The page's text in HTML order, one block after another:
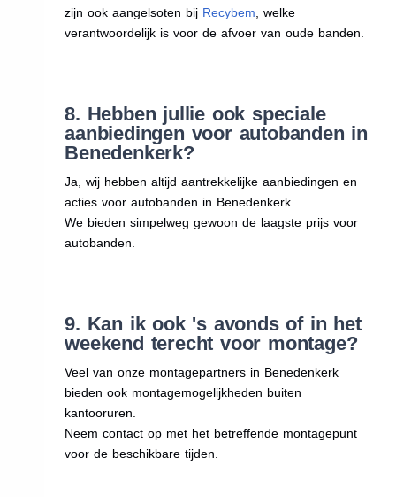
zijn ook aangelsoten bij Recybem , welke
verantwoordelijk is voor de afvoer van oude banden.
8. Hebben jullie ook speciale
aanbiedingen voor autobanden in
Benedenkerk?
Ja, wij hebben altijd aantrekkelijke aanbiedingen en
acties voor autobanden in Benedenkerk.
We bieden simpelweg gewoon de laagste prijs voor
autobanden.
9. Kan ik ook 's avonds of in het
weekend terecht voor montage?
Veel van onze montagepartners in Benedenkerk
bieden ook montagemogelijkheden buiten
kantooruren.
Neem contact op met het betreffende montagepunt
voor de beschikbare tijden.